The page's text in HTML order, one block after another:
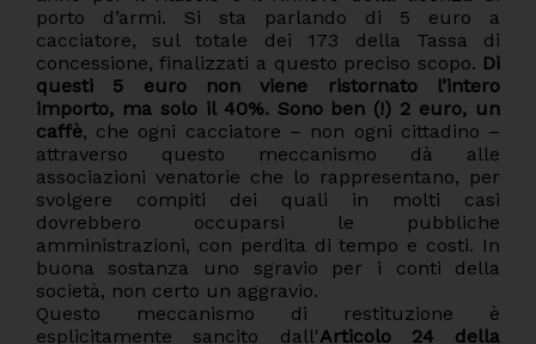
porto d’armi. Si sta parlando di 5 euro a
cacciatore, sul totale dei 173 della Tassa di
concessione, finalizzati a questo preciso scopo. Di
questi 5 euro non viene ristornato l’intero
importo, ma solo il 40%. Sono ben (!) 2 euro, un
caffè, che ogni cacciatore – non ogni cittadino –
attraverso questo meccanismo dà alle
associazioni venatorie che lo rappresentano, per
svolgere compiti dei quali in molti casi
dovrebbero occuparsi le pubbliche
amministrazioni, con perdita di tempo e costi. In
buona sostanza uno sgravio per i conti della
società, non certo un aggravio.
Questo meccanismo di restituzione è
esplicitamente sancito dall'Articolo 24 della